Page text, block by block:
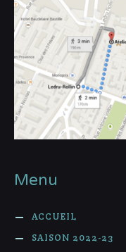
Menu
ACCUEIL
SAISON 2022-23